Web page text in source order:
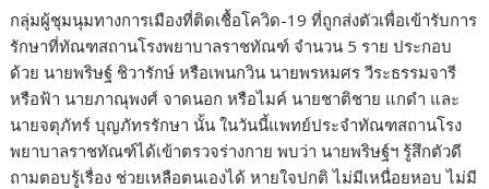
กลุ่มผู้ชุมนุมทางการเมืองที่ติดเชื้อโควิด-19 ที่ถูกส่งตัวเพื่อเข้ารับการ
รักษาที่ทัณฑสถานโรงพยาบาลราชทัณฑ์ จำนวน 5 ราย ประกอบ
ด้วย นายพริษฐ์ ชิวารักษ์ หรือเพนกวิน นายพรหมศร วีระธรรมจารี
หรือฟ้า นายภาณุพงศ์ จาดนอก หรือไมค์ นายชาติชาย แกดำ และ
นายจตุภัทร์ บุญภัทรรักษา นั้น ในวันนี้แพทย์ประจำทัณฑสถานโรง
พยาบาลราชทัณฑ์ได้เข้าตรวจร่างกาย พบว่า นายพริษฐ์ฯ รู้สึกตัวดี
ถามตอบรู้เรื่อง ช่วยเหลือตนเองได้ หายใจปกติ ไม่มีเหนื่อยหอบ ไม่มี